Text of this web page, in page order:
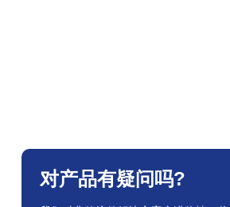
对产品有疑问吗?